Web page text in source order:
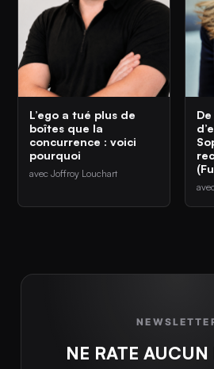
L’ego a tué plus de
boîtes que la
concurrence : voici
pourquoi
avec Joffroy Louchart
NE RATE AUCUN